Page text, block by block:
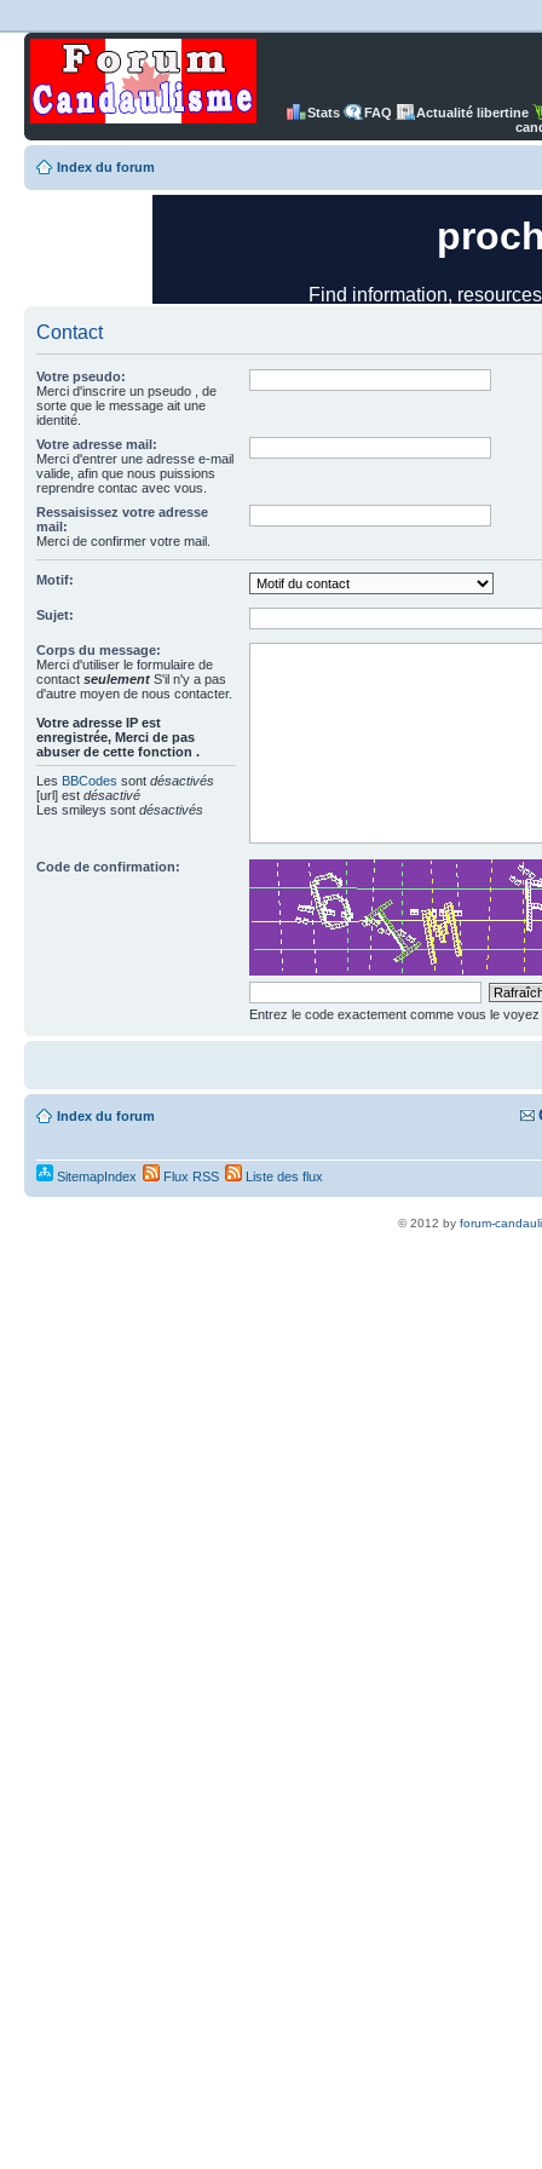
Stats FAQ
Actualité libertine
Index du forum
Contact
Votre pseudo:
Merci d'inscrire un pseudo , de
sorte que le message ait une
identité.
Votre adresse mail:
Merci d'entrer une adresse e-mail
valide, afin que nous puissions
reprendre contac avec vous.
Ressaisissez votre adresse
mail:
Merci de confirmer votre mail.
Motif:
Sujet:
Corps du message:
Merci d'utiliser le formulaire de
contact seulement S'il n'y a pas
d'autre moyen de nous contacter.
Votre adresse ΙΡ est
enregistrée, Merci de pas
abuser de cette fonction .
Les BBCodes sont désactivés
[url] est désactivé
Les smileys sont désactivés
Code de confirmation:
Entrez le code exactement comme vous le
Index du forum
SitemapIndex Flux RSS Liste des flux
© 2012 by forum-